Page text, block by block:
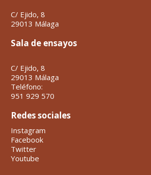
C/ Ejido, 8
29013 Málaga
Sala de ensayos
C/ Ejido, 8
29013 Málaga
Teléfono:
951 929 570
Redes sociales
Instagram
Facebook
Twitter
Youtube